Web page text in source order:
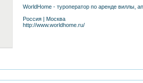
WorldHome - туроператор по аренде виллы,
Россия | Москва
http://www.worldhome.ru/